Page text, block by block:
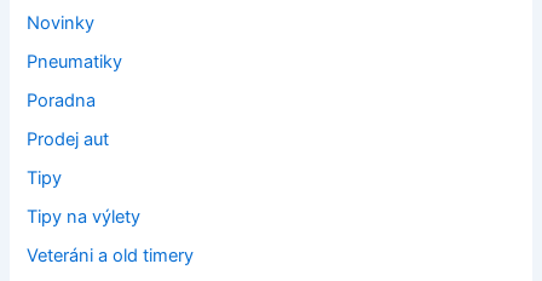
Novinky
Pneumatiky
Poradna
Prodej aut
Tipy
Tipy na výlety
Veteráni a old timery